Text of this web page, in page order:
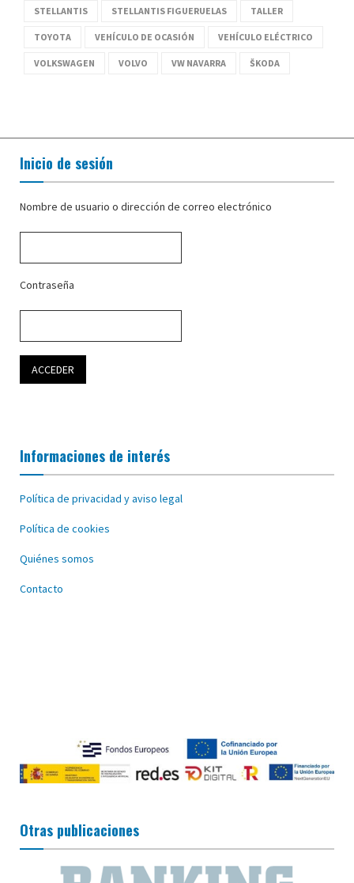
STELLANTIS STELLANTIS FIGUERUELAS TALLER
TOYOTA VEHÍCULO DE OCASIÓN VEHÍCULO ELÉCTRICO
VOLKSWAGEN VOLVO VW NAVARRA ŠKODA
Inicio de sesión
Nombre de usuario o dirección de correo electrónico
Contraseña
Informaciones de interés
Política de privacidad y aviso legal
Política de cookies
Quiénes somos
Contacto
Otras publicaciones